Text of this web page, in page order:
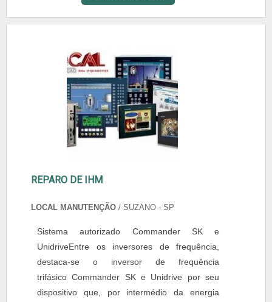
REPARO DE IHM
LOCAL MANUTENÇÃO / SUZANO - SP
Sistema autorizado Commander SK e
UnidriveEntre os inversores de frequência,
destaca-se o inversor de frequência
trifásico Commander SK e Unidrive por seu
dispositivo que, por intermédio da energia